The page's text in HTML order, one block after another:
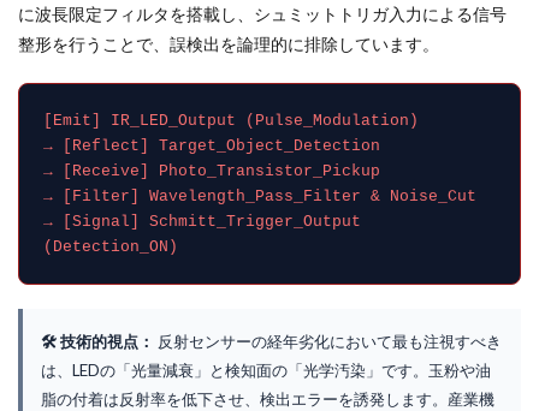
に波長限定フィルタを搭載し、シュミットトリガ入力による信号
整形を行うことで、誤検出を論理的に排除しています。
[Emit] IR_LED_Output (Pulse_Modulation)
→ [Reflect] Target_Object_Detection
→ [Receive] Photo_Transistor_Pickup
→ [Filter] Wavelength_Pass_Filter & Noise_Cut
→ [Signal] Schmitt_Trigger_Output
(Detection_ON)
🛠️ 技術的視点：
反射センサーの経年劣化において最も注視すべき
は、LEDの「光量減衰」と検知面の「光学汚染」です。玉粉や油
脂の付着は反射率を低下させ、検出エラーを誘発します。産業機